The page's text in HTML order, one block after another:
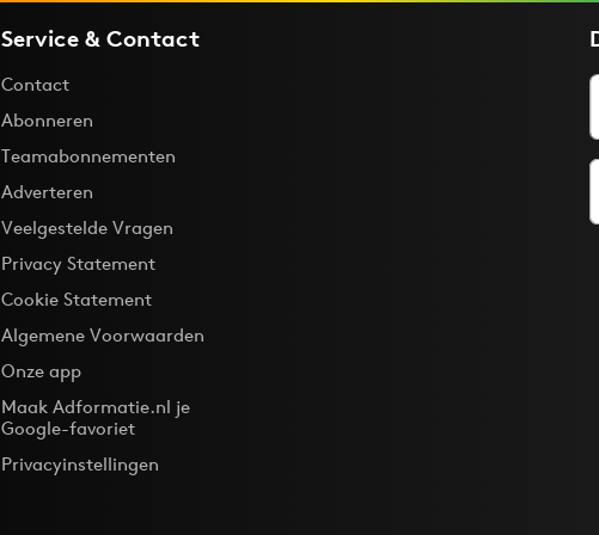
Service & Contact
Contact
Abonneren
Teamabonnementen
Adverteren
Veelgestelde Vragen
Privacy Statement
Cookie Statement
Algemene Voorwaarden
Onze app
Maak Adformatie.nl je
Google-favoriet
Privacyinstellingen